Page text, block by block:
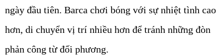
ngày đầu tiên. Barca chơi bóng với sự nhiệt tình cao
hơn, di chuyển vị trí nhiều hơn để tránh những đòn
phản công từ đối phương.